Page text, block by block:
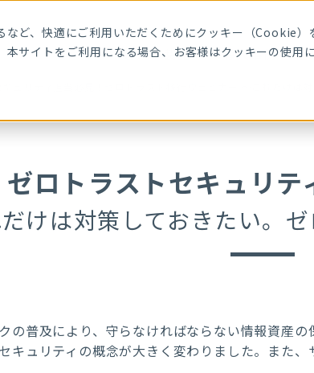
ど、快適にご利用いただくためにクッキー（Cookie）
本サイトをご利用になる場合、お客様はクッキーの使用に
サービス・製品 導入事例 セ
キュリティ担当必見！ゼロトラスト移行ウェビナー ～これだけは
ゼロトラストセキュリテ
けは対策しておきたい。
の普及により、守らなければならない情報資産
キュリティの概念が大きく変わりました。また、